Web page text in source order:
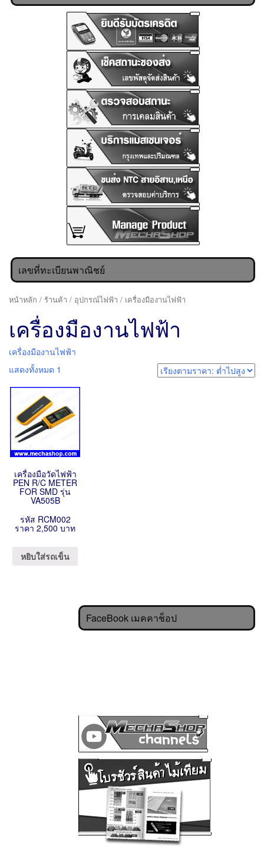
เลขที่ทะเบียนพาณิชย์
หน้าหลัก / ร้านค้า / อุปกรณ์ไฟฟ้า / เครื่องมืองานไฟฟ้า
เครื่องมืองานไฟฟ้า
เครื่องมืองานไฟฟ้า
แสดงทั้งหมด 1
เครื่องมือวัดไฟฟ้า
PEN R/C METER
FOR SMD รุ่น
VA505B
รหัส RCM002
ราคา 2,500 บาท
หยิบใส่รถเข็น
FaceBook เมคคาช็อป